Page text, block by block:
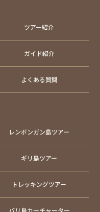
ツアー紹介
ガイド紹介
よくある質問
レンボンガン島ツアー
ギリ島ツアー
トレッキングツアー